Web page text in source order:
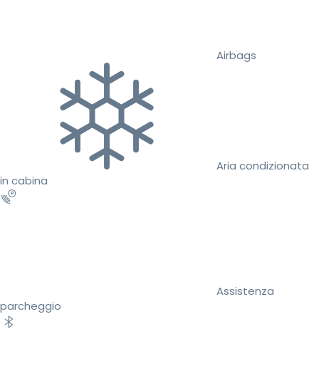
Airbags
Aria condizionata
in cabina
Assistenza
parcheggio